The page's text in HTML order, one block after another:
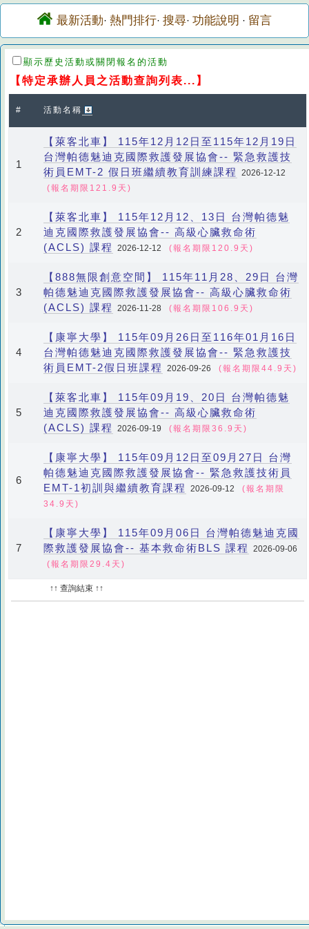
最新活動· 熱門排行· 搜尋· 功能說明 · 留言
顯示歷史活動或關閉報名的活動
【特定承辦人員之活動查詢列表...】
# 活動名稱
1
【萊客北車】 115年12月12日至115年12月19日
台灣帕德魅迪克國際救護發展協會-- 緊急救護技
術員EMT-2 假日班繼續教育訓練課程
2026-12-12
(報名期限121.9天)
2
【萊客北車】 115年12月12、13日 台灣帕德魅
迪克國際救護發展協會-- 高級心臟救命術
(ACLS) 課程
2026-12-12 (報名期限120.9天)
3
【888無限創意空間】 115年11月28、29日 台灣
帕德魅迪克國際救護發展協會-- 高級心臟救命術
(ACLS) 課程
2026-11-28 (報名期限106.9天)
4
【康寧大學】 115年09月26日至116年01月16日
台灣帕德魅迪克國際救護發展協會-- 緊急救護技
術員EMT-2假日班課程
2026-09-26 (報名期限44.9天)
5
【萊客北車】 115年09月19、20日 台灣帕德魅
迪克國際救護發展協會-- 高級心臟救命術
(ACLS) 課程
2026-09-19 (報名期限36.9天)
6
【康寧大學】 115年09月12日至09月27日 台灣
帕德魅迪克國際救護發展協會-- 緊急救護技術員
EMT-1初訓與繼續教育課程
2026-09-12
(報名期限
34.9天)
7
【康寧大學】 115年09月06日 台灣帕德魅迪克國
際救護發展協會-- 基本救命術BLS 課程
2026-09-06
(報名期限29.4天)
↑↑ 查詢結束 ↑↑